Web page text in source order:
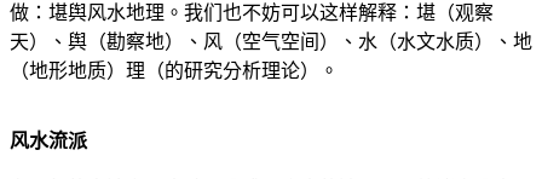
做：堪舆风水地理。我们也不妨可以这样解释：堪（观察
天）、舆（勘察地）、风（空气空间）、水（水文水质）、地
（地形地质）理（的研究分析理论）。
风水流派